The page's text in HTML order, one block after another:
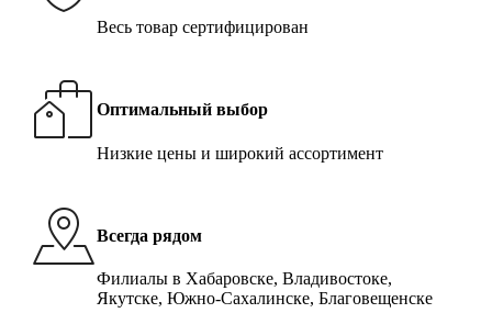
Весь товар сертифицирован
Оптимальный выбор
Низкие цены и широкий ассортимент
Всегда рядом
Филиалы в Хабаровске, Владивостоке,
Якутске, Южно-Сахалинске, Благовещенске